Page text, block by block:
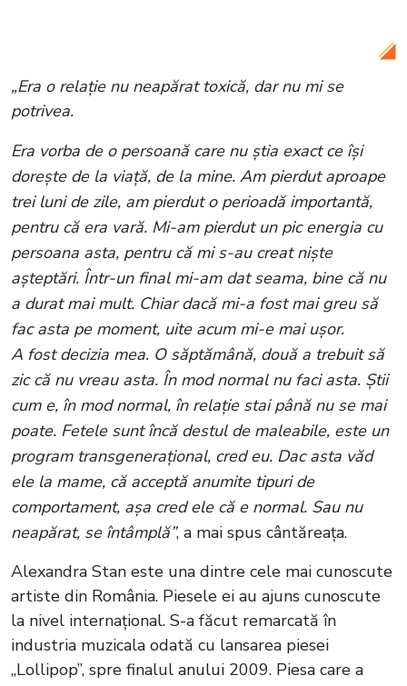
„Era o relație nu neapărat toxică, dar nu mi se
potrivea.
Era vorba de o persoană care nu știa exact ce își
dorește de la viață, de la mine. Am pierdut aproape
trei luni de zile, am pierdut o perioadă importantă,
pentru că era vară. Mi-am pierdut un pic energia cu
persoana asta, pentru că mi s-au creat niște
așteptări. Într-un final mi-am dat seama, bine că nu
a durat mai mult. Chiar dacă mi-a fost mai greu să
fac asta pe moment, uite acum mi-e mai ușor.
A fost decizia mea. O săptămână, două a trebuit să
zic că nu vreau asta. În mod normal nu faci asta. Știi
cum e, în mod normal, în relație stai până nu se mai
poate. Fetele sunt încă destul de maleabile, este un
program transgenerațional, cred eu. Dac asta văd
ele la mame, că acceptă anumite tipuri de
comportament, așa cred ele că e normal. Sau nu
neapărat, se întâmplă”, a mai spus cântăreața.
Alexandra Stan este una dintre cele mai cunoscute
artiste din România. Piesele ei au ajuns cunoscute
la nivel internațional. S-a făcut remarcată în
industria muzicala odată cu lansarea piesei
„Lollipop”, spre finalul anului 2009. Piesa care a